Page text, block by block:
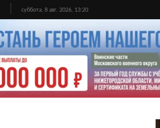
суббота, 8 авг. 2026, 13:20